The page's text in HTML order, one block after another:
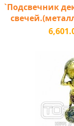
`Подсвечник